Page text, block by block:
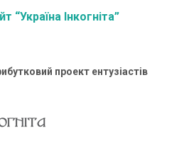
“Україна Інкогніта”
проект ентузіастів